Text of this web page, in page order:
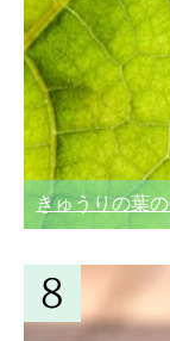
きゅうりの葉